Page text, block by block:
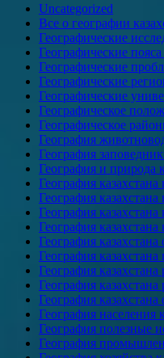
Uncategorized
Все о географии
Географические
Географические пояса
Географические
Географические
Географические
Географическое
Географическое
География
География
География и природа
География
География
География казахстана
География казахстана
География
География
География казахстана
География казахстана
География казахстана
География населения
География полезные
География